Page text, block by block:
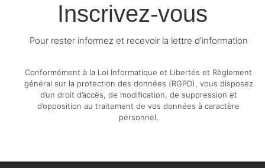
Inscrivez-vous
Pour rester informez et recevoir la lettre d’information
Conformément à la Loi Informatique et Libertés et Règlement
général sur la protection des données (RGPD), vous disposez
d’un droit d’accès, de modification, de suppression et
d’opposition au traitement de vos données à caractère
personnel.